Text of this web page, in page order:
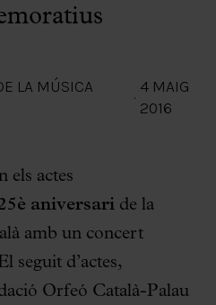
LA MÚSICA
·
4 MAIG
2016
els actes
aniversari de la
amb un concert
seguit d’actes,
Orfeó Català-Palau